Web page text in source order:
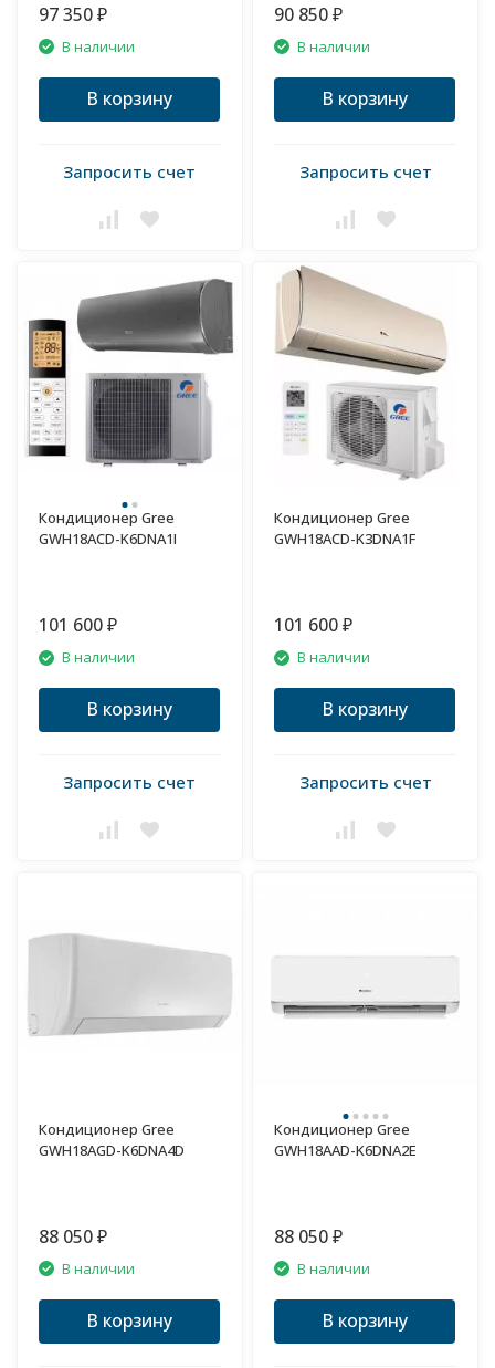
97 350 ₽
В наличии
В корзину
Запросить счет
90 850 ₽
В наличии
В корзину
Запросить счет
Кондиционер Gree
GWH18ACD-K6DNA1I
101 600 ₽
В наличии
В корзину
Запросить счет
Кондиционер Gree
GWH18ACD-K3DNA1F
101 600 ₽
В наличии
В корзину
Запросить счет
Кондиционер Gree
GWH18AGD-K6DNA4D
88 050 ₽
В наличии
В корзину
Кондиционер Gree
GWH18AAD-K6DNA2E
88 050 ₽
В наличии
В корзину